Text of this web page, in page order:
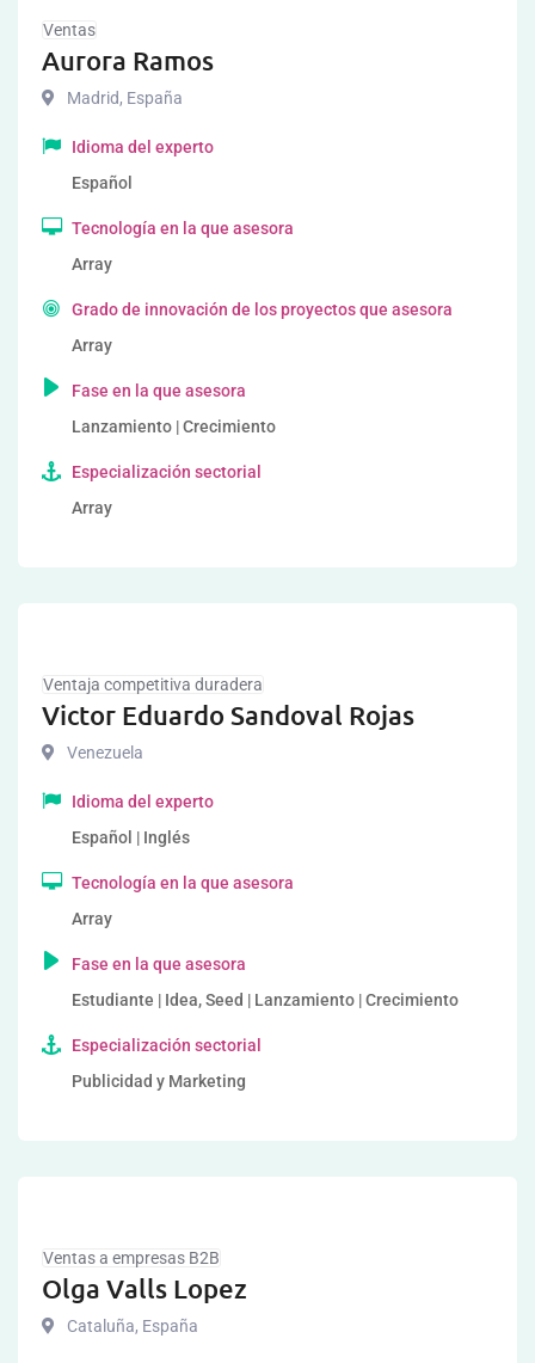
Ventas
Aurora Ramos
Madrid, España
Idioma del experto
Español
Tecnología en la que asesora
Array
Grado de innovación de los proyectos que asesora
Array
Fase en la que asesora
Lanzamiento | Crecimiento
Especialización sectorial
Array
Ventaja competitiva duradera
Victor Eduardo Sandoval Rojas
Venezuela
Idioma del experto
Español | Inglés
Tecnología en la que asesora
Array
Fase en la que asesora
Estudiante | Idea, Seed | Lanzamiento | Crecimiento
Especialización sectorial
Publicidad y Marketing
Ventas a empresas B2B
Olga Valls Lopez
Cataluña, España